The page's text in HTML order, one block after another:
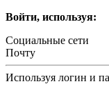
Войти, используя:
Социальные сети
Почту
Используя логин и